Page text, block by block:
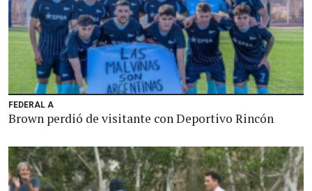
FEDERAL A
Brown perdió de visitante con Deportivo Rincón